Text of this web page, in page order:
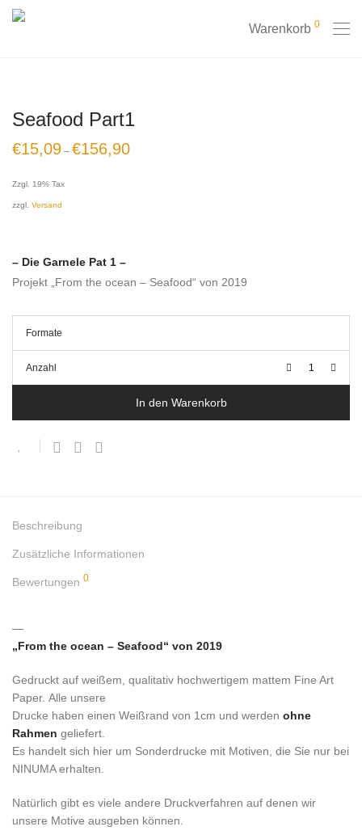
Warenkorb 0
Seafood Part1
€15,09 – €156,90
Zzgl. 19% Tax
zzgl. Versand
– Die Garnele Pat 1 –
Projekt „From the ocean – Seafood“ von 2019
Formate
Anzahl
In den Warenkorb
Beschreibung
Zusätzliche Informationen
Bewertungen 0
—
„From the ocean – Seafood“ von 2019
Gedruckt auf weißem, qualitativ hochwertigem mattem Fine Art
Paper. Alle unsere
Drucke haben einen Weißrand von 1cm und werden ohne
Rahmen geliefert.
Es handelt sich hier um Sonderdrucke mit Motiven, die Sie nur bei
NINUMA erhalten.
Natürlich gibt es viele andere Druckverfahren auf denen wir
unsere Motive ausgeben können.